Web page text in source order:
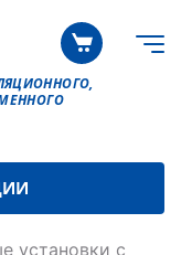
установки с